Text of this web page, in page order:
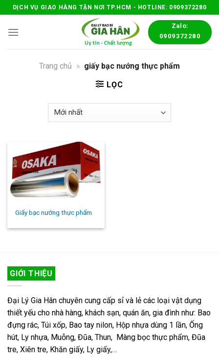
Skip
to
content
DỊCH VỤ GIAO HÀNG TẬN NƠI TP.HCM - HOTLINE: 0909372280
Zalo:
0909372280
Trang chủ » giấy bạc nướng thực phẩm
LỌC
Giấy bạc nướng thực phẩm
GIỚI THIỆU
Đại Lý Gia Hân chuyên cung cấp sỉ và lẻ các loại vật dụng
thiết yếu cho nhà hàng, khách sạn, quán ăn, gia đình như: Bao
đựng rác, Túi xốp, Bao tay nilon, Hộp nhựa dùng 1 lần, Ống
hút, Ly nhựa, Muỗng, Đũa, Thun, Màng bọc thực phẩm, Đũa
tre, Xiên tre, Khăn giấy, Ly giấy,…